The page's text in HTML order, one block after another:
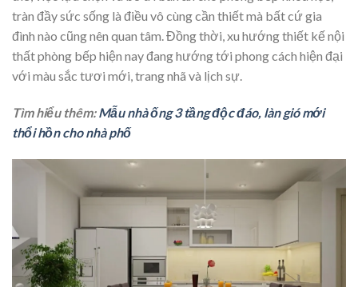
tràn đầy sức sống là điều vô cùng cần thiết mà bất cứ gia
đình nào cũng nên quan tâm. Đồng thời, xu hướng thiết kế nội
thất phòng bếp hiện nay đang hướng tới phong cách hiện đại
với màu sắc tươi mới, trang nhã và lịch sự.
Tìm hiểu thêm:Mẫu nhà ống 3 tầng độc đáo, làn gió mới
thổi hồn cho nhà phố